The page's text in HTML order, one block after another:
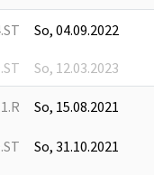
So, 04.09.2022
So, 12.03.2023
1.R So, 15.08.2021
So, 31.10.2021